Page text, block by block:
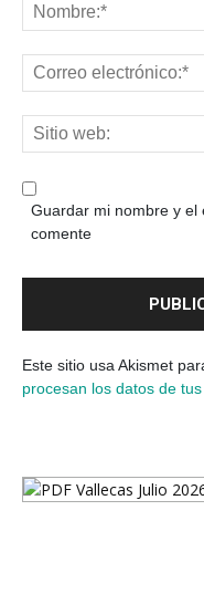
Guardar mi nombre y el
comente
Este sitio usa Akismet
procesan los datos de